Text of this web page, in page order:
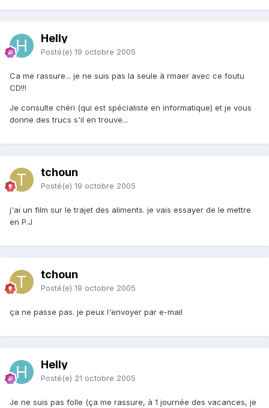
Helly
Posté(e) 19 octobre 2005
Ca me rassure... je ne suis pas la seule à rmaer avec ce foutu
CD!!!
Je consulte chéri (qui est spécialiste en informatique) et je vous
donne des trucs s'il en trouve...
tchoun
Posté(e) 19 octobre 2005
j'ai un film sur le trajet des aliments. je vais essayer de le mettre
en P.J
tchoun
Posté(e) 19 octobre 2005
ça ne passe pas. je peux l'envoyer par e-mail
Helly
Posté(e) 21 octobre 2005
Je ne suis pas folle (ça me rassure, à 1 journée des vacances, je